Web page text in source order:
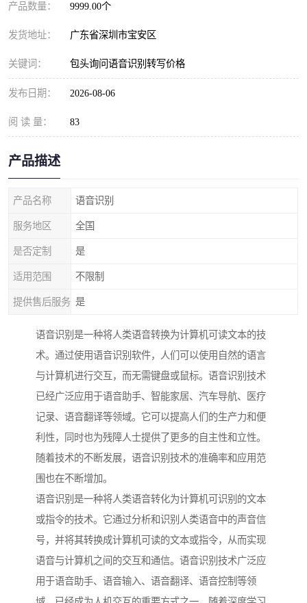
产品数量： 9999.00个
发货地址： 广东省深圳市宝安区
关键词： 包头询问语音识别转写价格
发布日期： 2026-08-06
阅 读 量： 83
产品描述
产品名称 语音识别
服务地区 全国
是否定制 是
适用范围 不限制
提供售后服务 是
语音识别是一种将人类语音转换为计算机可读文本的技
术。通过使用语音识别软件，人们可以使用自然的语言
与计算机进行交互，而无需键盘或鼠标。语音识别技术
已经广泛应用于语音助手、智能家居、汽车导航、医疗
记录、语音翻译等领域。它可以提高人们的生产力和便
利性，同时也为残障人士提供了更多的自主性和立性。
随着技术的不断发展，语音识别技术的准确率和应用范
围也在不断增加。
语音识别是一种将人类语音转化为计算机可识别的文本
或指令的技术。它通过分析和识别人类语音中的声音信
号，并将其转换成计算机可读的文本或指令，从而实现
语音与计算机之间的交互和通信。语音识别技术广泛应
用于语音助手、语音输入、语音翻译、语音控制等领